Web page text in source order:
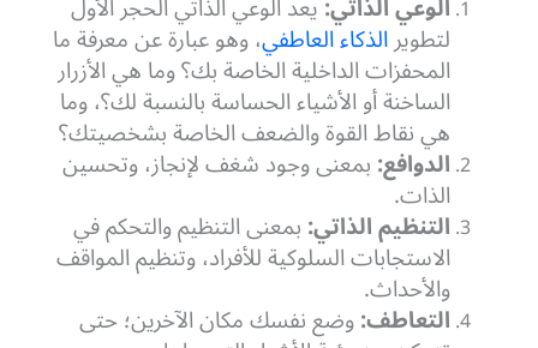
لتطويرالذكاء العاطفي، وهو عبارة عن معرفة ما
المحفزات الداخلية الخاصة بك؟ وما هي الأزرار
الساخنة أو الأشياء الحساسة بالنسبة لك؟، وما
هي نقاط القوة والضعف الخاصة بشخصيتك؟
الدوافع:بمعنى وجود شغف لإنجاز، وتحسين
الذات.
التنظيم الذاتي:بمعنى التنظيم والتحكم في
الاستجابات السلوكية للأفراد، وتنظيم المواقف
والأحداث.
التعاطف:وضع نفسك مكان الآخرين؛ حتى